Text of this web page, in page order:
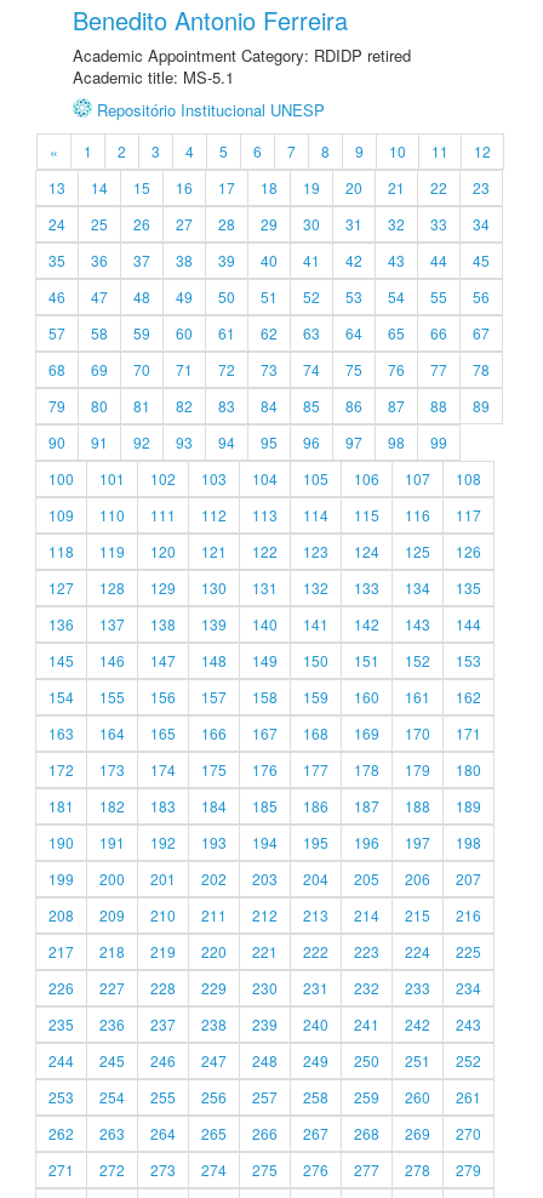
Benedito Antonio Ferreira
Academic Appointment Category: RDIDP retired
Academic title: MS-5.1
Repositório Institucional UNESP
« 1 2 3 4 5 6 7 8 9 10 11
12
13
14 15 16 17 18 19 20 21 22
23
24
25 26 27 28 29 30 31 32 33
34
35
36 37 38 39 40 41 42 43 44
45
46
47 48 49 50 51 52 53 54 55
56
57
58 59 60 61 62 63 64 65 66
67
68
69 70 71 72 73 74 75 76 77
78
79
80 81 82 83 84 85 86 87 88
89
90
91 92 93 94 95 96 97 98
99
100
101 102 103 104 105 106 107
108
109
110 111 112 113 114 115 116
117
118
119 120 121 122 123 124 125
126
127
128 129 130 131 132 133 134
135
136
137 138 139 140 141 142 143
144
145
146 147 148 149 150 151 152
153
154
155 156 157 158 159 160 161
162
163
164 165 166 167 168 169 170
171
172
173 174 175 176 177 178 179
180
181
182 183 184 185 186 187 188
189
190
191 192 193 194 195 196 197
198
199
200 201 202 203 204 205 206
207
208
209 210 211 212 213 214 215
216
217
218 219 220 221 222 223 224
225
226
227 228 229 230 231 232 233
234
235
236 237 238 239 240 241 242
243
244
245 246 247 248 249 250 251
252
253
254 255 256 257 258 259 260
261
262
263 264 265 266 267 268 269
270
271
272 273 274 275 276 277 278
279